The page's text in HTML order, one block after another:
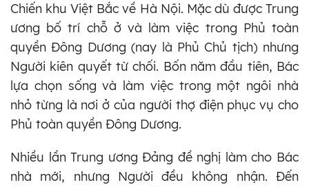
Chiến khu Việt Bắc về Hà Nội. Mặc dù được Trung
ương bố trí chỗ ở và làm việc trong Phủ toàn
quyền Đông Dương (nay là Phủ Chủ tịch) nhưng
Người kiên quyết từ chối. Bốn năm đầu tiên, Bác
lựa chọn sống và làm việc trong một ngôi nhà
nhỏ từng là nơi ở của người thợ điện phục vụ cho
Phủ toàn quyền Đông Dương.
Nhiều lần Trung ương Đảng đề nghị làm cho Bác
nhà mới, nhưng Người đều không nhận. Đến